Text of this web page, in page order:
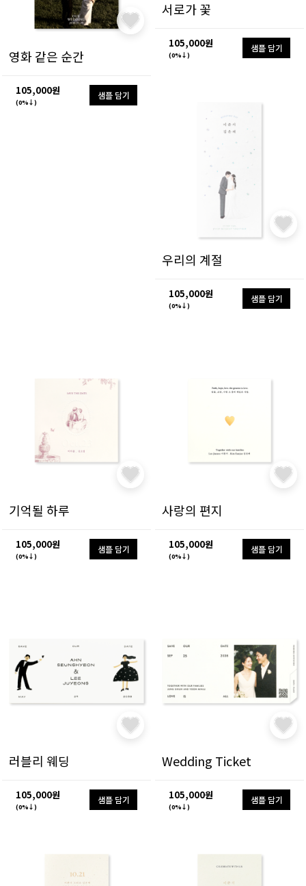
영화 같은 순간
105,000원
(0%↓)
샘플 담기
서로가 꽃
105,000원
(0%↓)
샘플 담기
우리의 계절
105,000원
(0%↓)
샘플 담기
기억될 하루
105,000원
(0%↓)
샘플 담기
사랑의 편지
105,000원
(0%↓)
샘플 담기
러블리 웨딩
105,000원
(0%↓)
샘플 담기
Wedding Ticket
105,000원
(0%↓)
샘플 담기